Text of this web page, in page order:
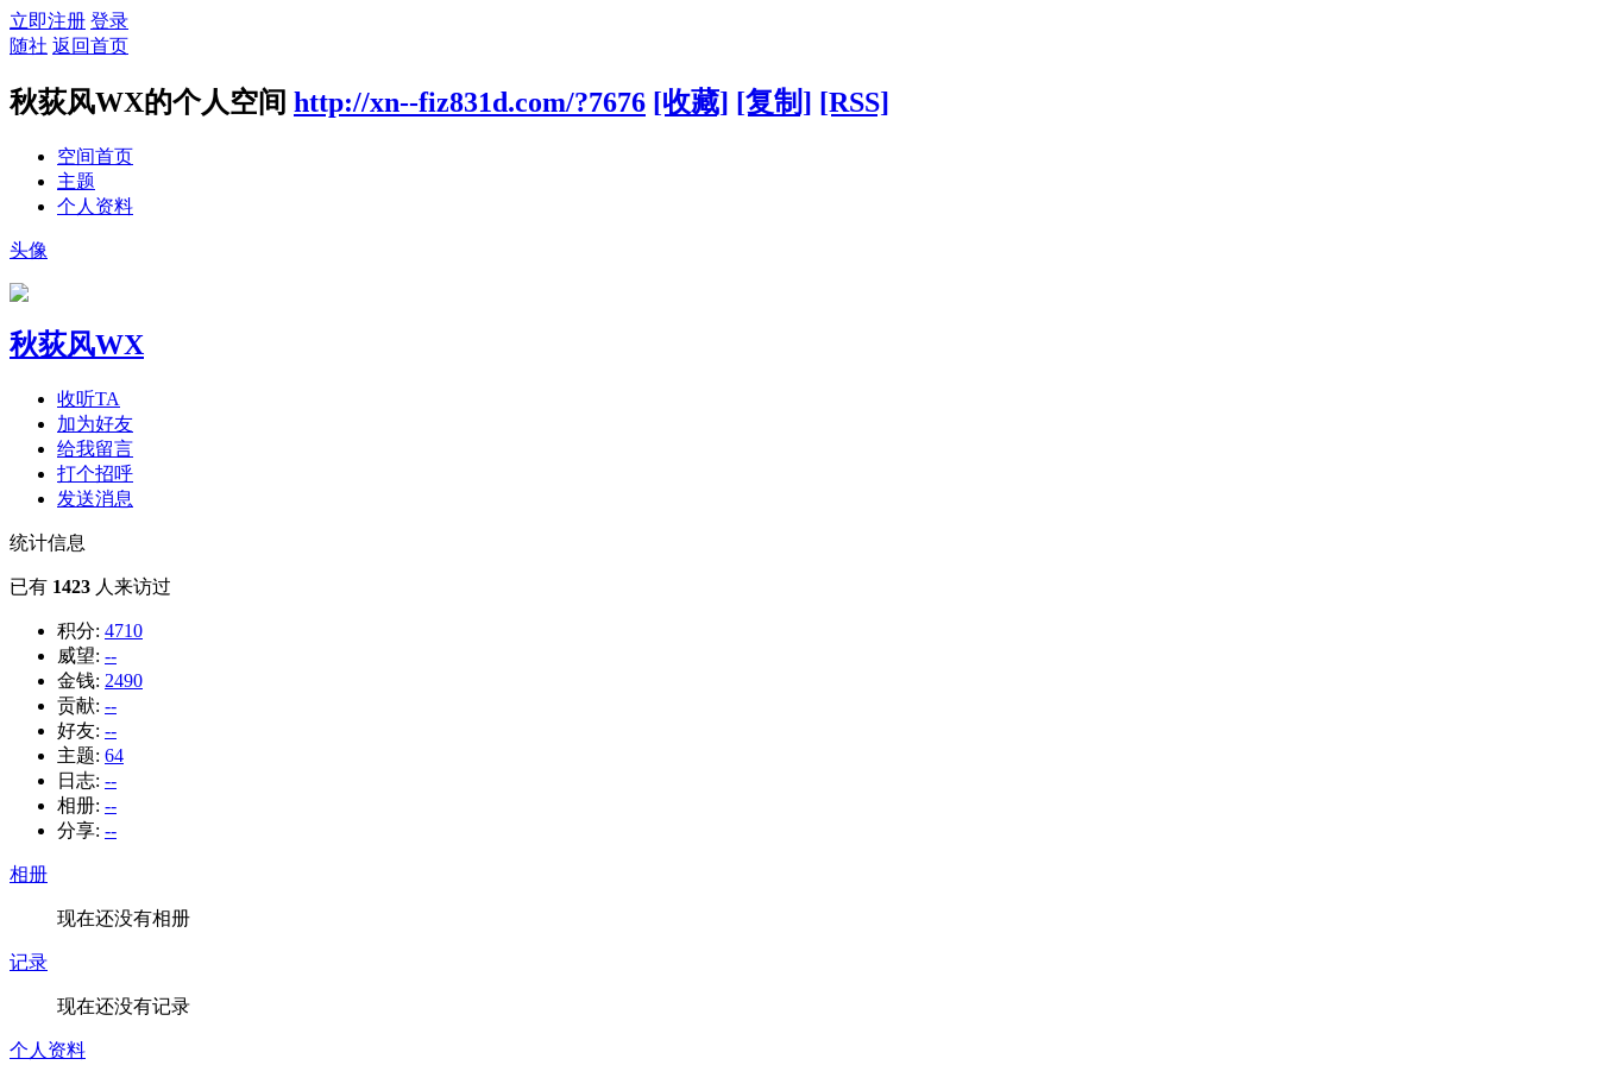
立即注册 登录
随社 返回首页
秋荻风WX的个人空间 http://xn--fiz831d.com/?7676 [收藏] [复制] [RSS]
空间首页
主题
个人资料
头像
秋荻风WX
收听TA
加为好友
给我留言
打个招呼
发送消息
统计信息
已有 1423 人来访过
积分: 4710
威望: --
金钱: 2490
贡献: --
好友: --
主题: 64
日志: --
相册: --
分享: --
相册
现在还没有相册
记录
现在还没有记录
个人资料